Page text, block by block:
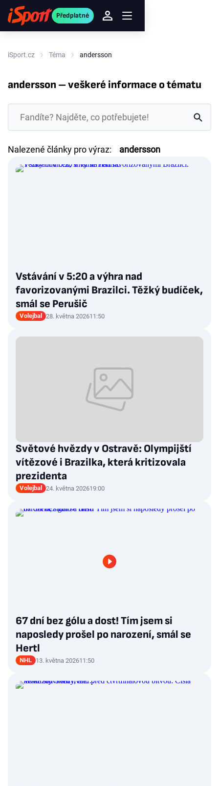
Předplatné
iSport.cz Téma andersson
andersson – veškeré informace o tématu
Nalezené články pro výraz: andersson
Vstávání v 5:20 a výhra nad
favorizovanými Brazilci. Těžký budíček,
smál se Perušič
Volejbal 28. května 202611:50
Světové hvězdy v Ostravě: Olympijští
vítězové i Brazilka, která kritizovala
prezidenta
Volejbal 24. května 202619:00
67 dní bez gólu a dost! Tím jsem si
naposledy prošel po narození, smál se
Hertl
NHL 13. května 202611:50